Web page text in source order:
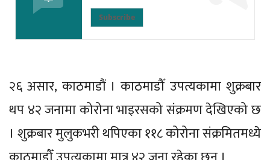
Subscribe
२६ असार, काठमाडौं । काठमाडौँ उपत्यकामा शुक्रबार
थप ४२ जनामा कोरोना भाइरसको संक्रमण देखिएको छ
। शुक्रबार मुलुकभरी थपिएका ११८ कोरोना संक्रमितमध्ये